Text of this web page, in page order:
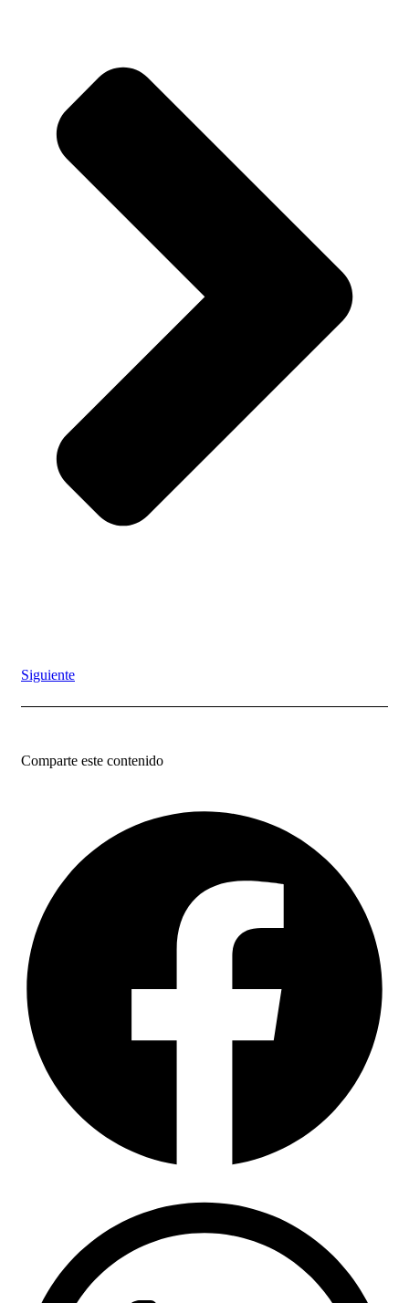
Siguiente
Comparte este contenido